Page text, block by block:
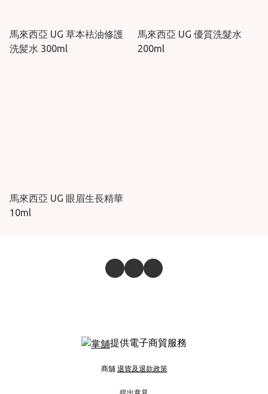
馬來西亞 UG 草本袪油修護
洗髪水 300ml
馬來西亞 UG 優質洗髮水
200ml
馬來西亞 UG 眼眉生長精華
10ml
提供電子商貿服務
商舖 退貨及退款政策